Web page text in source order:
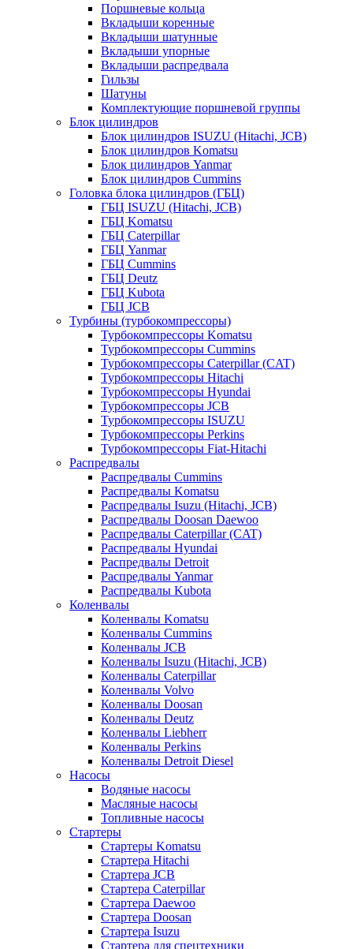
Поршневые кольца
Вкладыши коренные
Вкладыши шатунные
Вкладыши упорные
Вкладыши распредвала
Гильзы
Шатуны
Комплектующие поршневой группы
Блок цилиндров
Блок цилиндров ISUZU (Hitachi, JCB)
Блок цилиндров Komatsu
Блок цилиндров Yanmar
Блок цилиндров Cummins
Головка блока цилиндров (ГБЦ)
ГБЦ ISUZU (Hitachi, JCB)
ГБЦ Komatsu
ГБЦ Caterpillar
ГБЦ Yanmar
ГБЦ Cummins
ГБЦ Deutz
ГБЦ Kubota
ГБЦ JCB
Турбины (турбокомпрессоры)
Турбокомпрессоры Komatsu
Турбокомпрессоры Cummins
Турбокомпрессоры Caterpillar (CAT)
Турбокомпрессоры Hitachi
Турбокомпрессоры Hyundai
Турбокомпрессоры JCB
Турбокомпрессоры ISUZU
Турбокомпрессоры Perkins
Турбокомпрессоры Fiat-Hitachi
Распредвалы
Распредвалы Cummins
Распредвалы Komatsu
Распредвалы Isuzu (Hitachi, JCB)
Распредвалы Doosan Daewoo
Распредвалы Caterpillar (CAT)
Распредвалы Hyundai
Распредвалы Detroit
Распредвалы Yanmar
Распредвалы Kubota
Коленвалы
Коленвалы Komatsu
Коленвалы Cummins
Коленвалы JCB
Коленвалы Isuzu (Hitachi, JCB)
Коленвалы Caterpillar
Коленвалы Volvo
Коленвалы Doosan
Коленвалы Deutz
Коленвалы Liebherr
Коленвалы Perkins
Коленвалы Detroit Diesel
Насосы
Водяные насосы
Масляные насосы
Топливные насосы
Стартеры
Стартеры Komatsu
Стартера Hitachi
Стартера JCB
Стартера Caterpillar
Стартера Daewoo
Стартера Doosan
Стартера Isuzu
Стартера для спецтехники